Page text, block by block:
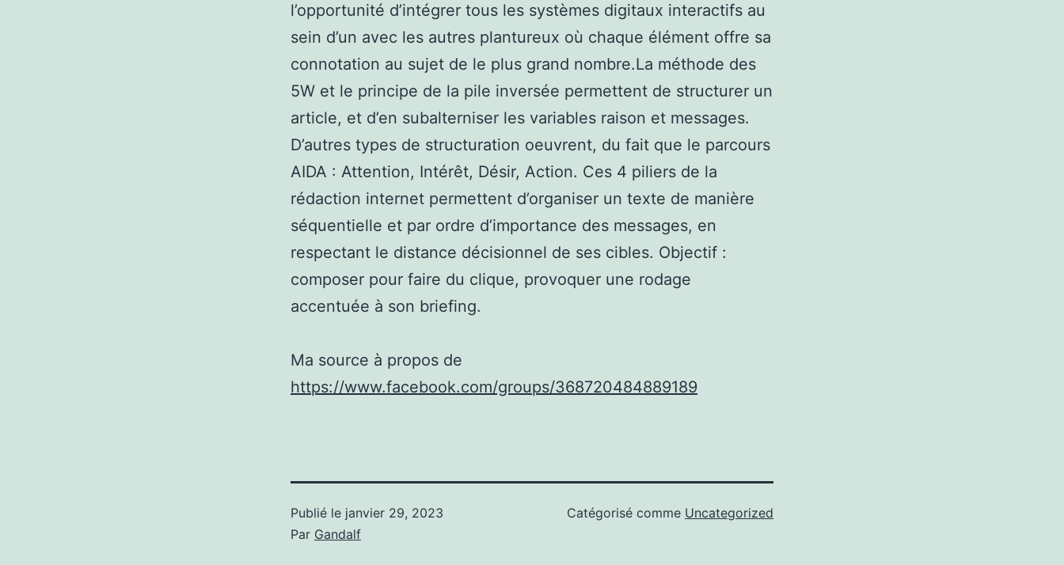
l’opportunité d’intégrer tous les systèmes digitaux interactifs au
sein d’un avec les autres plantureux où chaque élément offre sa
connotation au sujet de le plus grand nombre.La méthode des
5W et le principe de la pile inversée permettent de structurer un
article, et d’en subalterniser les variables raison et messages.
D’autres types de structuration oeuvrent, du fait que le parcours
AIDA : Attention, Intérêt, Désir, Action. Ces 4 piliers de la
rédaction internet permettent d’organiser un texte de manière
séquentielle et par ordre d’importance des messages, en
respectant le distance décisionnel de ses cibles. Objectif :
composer pour faire du clique, provoquer une rodage
accentuée à son briefing.
Ma source à propos de
https://www.facebook.com/groups/368720484889189
Publié le janvier 29, 2023
Par Gandalf
Catégorisé comme Uncategorized